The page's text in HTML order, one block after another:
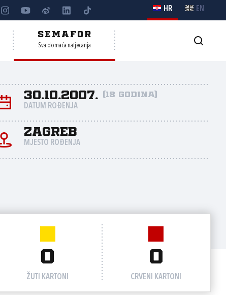
HR EN
SEMAFOR
Sva domaća natjecanja
30.10.2007. (18 godina)
DATUM ROĐENJA
Zagreb
MJESTO ROĐENJA
0
ŽUTI KARTONI
0
CRVENI KARTONI